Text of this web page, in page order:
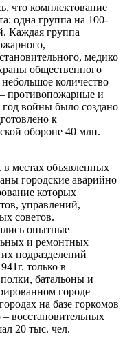
что комплектование
одна группа на 100-
Каждая группа
медико
общественного
количество
противопожарные и
войны было создано
к
обороне 40 млн.
местах объявленных
городские аварийно
которых
управлений,
советов.
опытные
и ремонтных
подразделений
только в
батальоны и
городе
на базе горкомов
восстановительных
20 тыс. чел.